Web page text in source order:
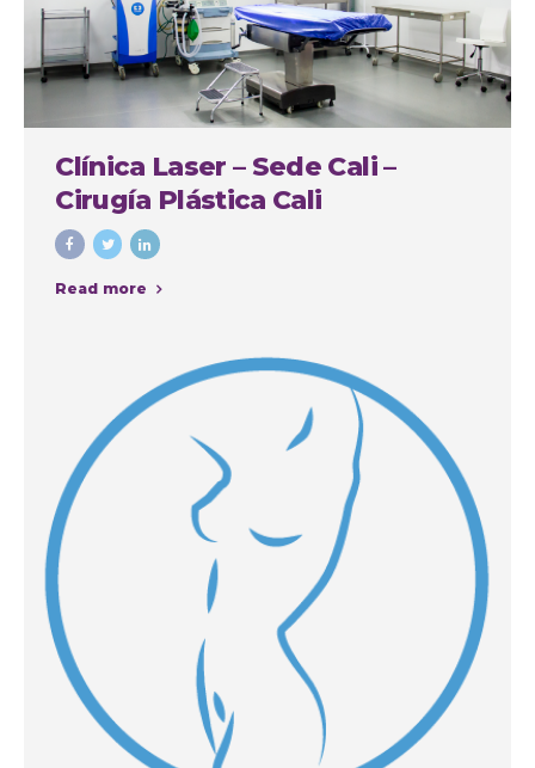
Clínica Laser – Sede Cali –
Cirugía Plástica Cali
Read more